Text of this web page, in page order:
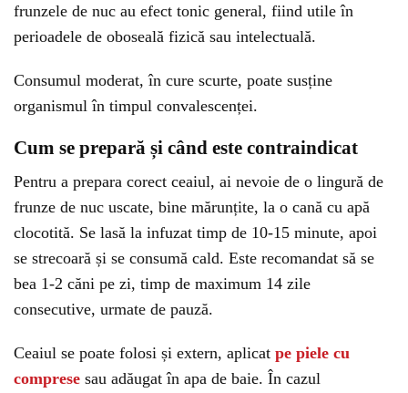
frunzele de nuc au efect tonic general, fiind utile în
perioadele de oboseală fizică sau intelectuală.
Consumul moderat, în cure scurte, poate susține
organismul în timpul convalescenței.
Cum se prepară și când este contraindicat
Pentru a prepara corect ceaiul, ai nevoie de o lingură de
frunze de nuc uscate, bine mărunțite, la o cană cu apă
clocotită. Se lasă la infuzat timp de 10-15 minute, apoi
se strecoară și se consumă cald. Este recomandat să se
bea 1-2 căni pe zi, timp de maximum 14 zile
consecutive, urmate de pauză.
Ceaiul se poate folosi și extern, aplicat pe piele cu
comprese sau adăugat în apa de baie. În cazul